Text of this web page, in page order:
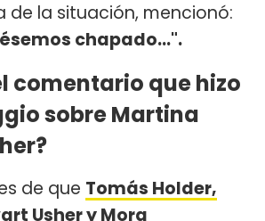
de la situación, mencionó:
chapado...".
comentario que hizo
sobre Martina
de que Tomás Holder,
Usher y Mora